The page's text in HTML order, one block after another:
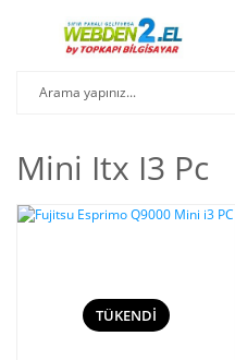
Mini Itx I3 Pc
TÜKENDİ